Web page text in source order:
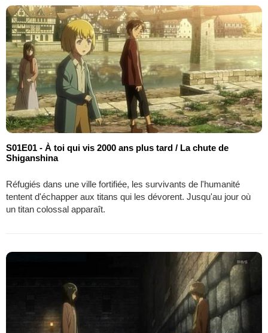
S01E01 - À toi qui vis 2000 ans plus tard / La chute de
Shiganshina
Réfugiés dans une ville fortifiée, les survivants de l'humanité
tentent d'échapper aux titans qui les dévorent. Jusqu'au jour où
un titan colossal apparaît.